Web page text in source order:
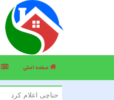
صفحه اصلی
حناچی اعلام كرد